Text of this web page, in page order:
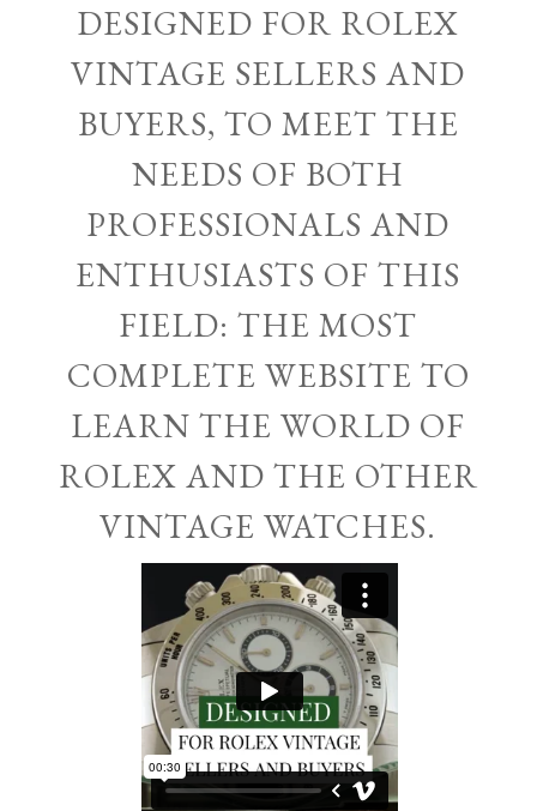
DESIGNED FOR ROLEX
VINTAGE SELLERS AND
BUYERS, TO MEET THE
NEEDS OF BOTH
PROFESSIONALS AND
ENTHUSIASTS OF THIS
FIELD: THE MOST
COMPLETE WEBSITE TO
LEARN THE WORLD OF
ROLEX AND THE OTHER
VINTAGE WATCHES.